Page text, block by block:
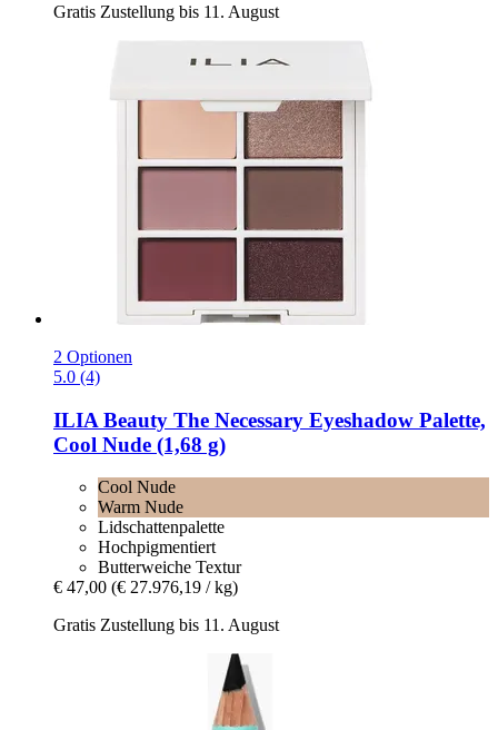
Gratis Zustellung bis 11. August
2 Optionen
5.0 (4)
ILIA Beauty The Necessary Eyeshadow Palette,
Cool Nude (1,68 g)
Cool Nude
Warm Nude
Lidschattenpalette
Hochpigmentiert
Butterweiche Textur
€ 47,00 (€ 27.976,19 / kg)
Gratis Zustellung bis 11. August